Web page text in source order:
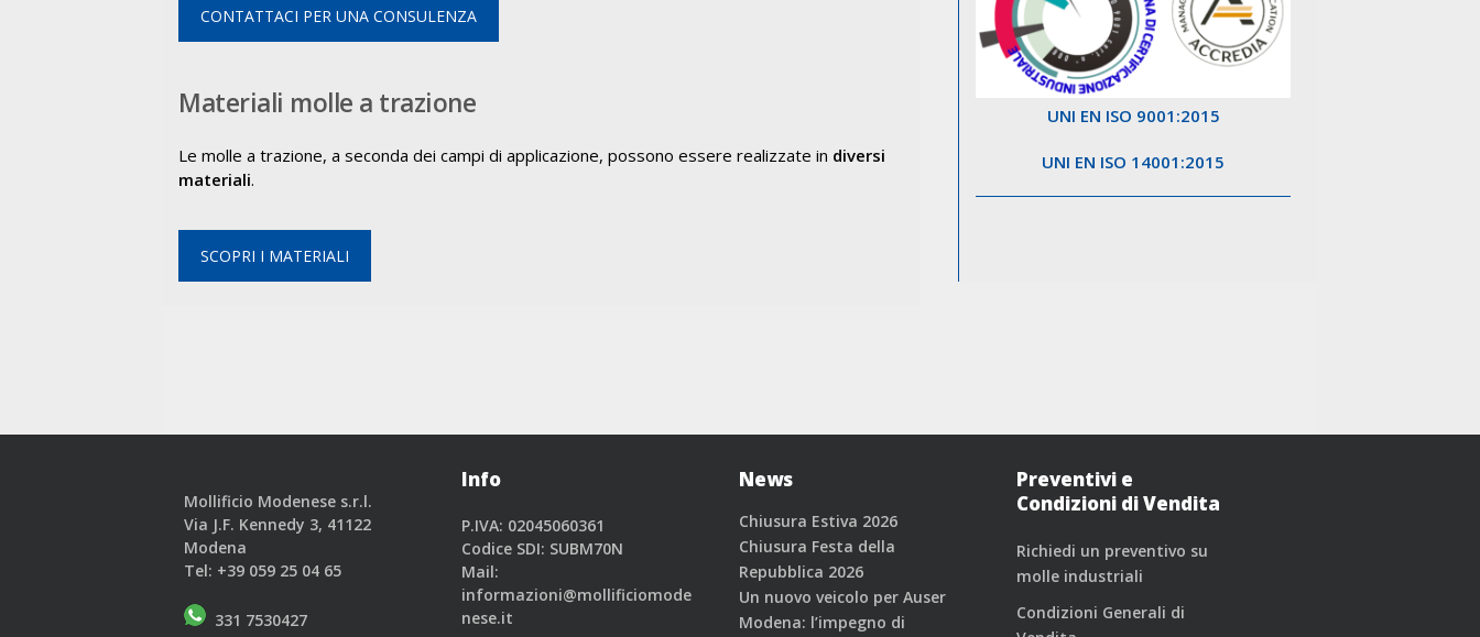
CONTATTACI PER UNA CONSULENZA
Materiali molle a trazione
Le molle a trazione, a seconda dei campi di applicazione, possono essere realizzate in diversi
materiali.
SCOPRI I MATERIALI
UNI EN ISO 9001:2015
UNI EN ISO 14001:2015
Mollificio Modenese s.r.l.
Via J.F. Kennedy 3, 41122
Modena
Tel: +39 059 25 04 65
331 7530427
Info
P.IVA: 02045060361
Codice SDI: SUBM70N
Mail:
informazioni@mollificiomode
nese.it
News
Chiusura Estiva 2026
Chiusura Festa della
Repubblica 2026
Un nuovo veicolo per Auser
Modena: l’impegno di
Preventivi e
Condizioni di Vendita
Richiedi un preventivo su
molle industriali
Condizioni Generali di